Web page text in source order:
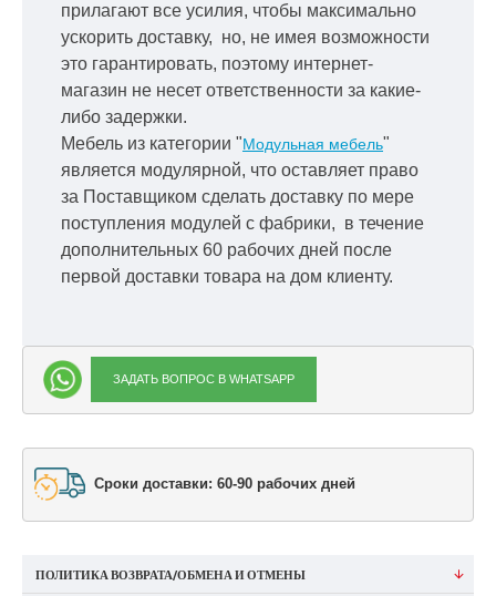
прилагают все усилия, чтобы максимально
ускорить доставку, но, не имея возможности
это гарантировать, поэтому интернет-
магазин не несет ответственности за какие-
либо задержки.
Мебель из категории "Модульная мебель"
является модулярной, что оставляет право
за Поставщиком сделать доставку по мере
поступления модулей с фабрики, в течение
дополнительных 60 рабочих дней после
первой доставки товара на дом клиенту.
ЗАДАТЬ ВОПРОС В WHATSAPP
Сроки доставки: 60-90 рабочих дней
ПОЛИТИКА ВОЗВРАТА/ОБМЕНА И ОТМЕНЫ